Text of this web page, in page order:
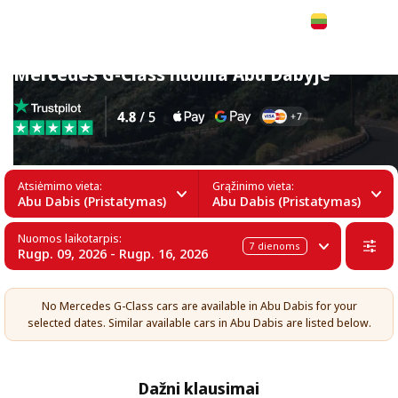
Mercedes G-Class nuoma Abu Dabyje
Atsiėmimo vieta:
Abu Dabis (Pristatymas)
Grąžinimo vieta:
Abu Dabis (Pristatymas)
Nuomos laikotarpis:
Rugp. 09, 2026 - Rugp. 16, 2026 7 dienoms
No Mercedes G-Class cars are available in Abu Dabis for your
selected dates. Similar available cars in Abu Dabis are listed below.
Dažni klausimai